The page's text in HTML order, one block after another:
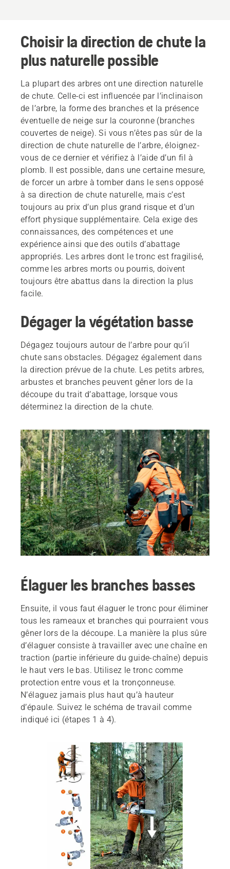
Choisir la direction de chute la
plus naturelle possible
La plupart des arbres ont une direction naturelle
de chute. Celle-ci est influencée par l’inclinaison
de l’arbre, la forme des branches et la présence
éventuelle de neige sur la couronne (branches
couvertes de neige). Si vous n’êtes pas sûr de la
direction de chute naturelle de l’arbre, éloignez-
vous de ce dernier et vérifiez à l’aide d’un fil à
plomb. Il est possible, dans une certaine mesure,
de forcer un arbre à tomber dans le sens opposé
à sa direction de chute naturelle, mais c’est
toujours au prix d’un plus grand risque et d’un
effort physique supplémentaire. Cela exige des
connaissances, des compétences et une
expérience ainsi que des outils d’abattage
appropriés. Les arbres dont le tronc est fragilisé,
comme les arbres morts ou pourris, doivent
toujours être abattus dans la direction la plus
facile.
Dégager la végétation basse
Dégagez toujours autour de l’arbre pour qu’il
chute sans obstacles. Dégagez également dans
la direction prévue de la chute. Les petits arbres,
arbustes et branches peuvent gêner lors de la
découpe du trait d’abattage, lorsque vous
déterminez la direction de la chute.
Élaguer les branches basses
Ensuite, il vous faut élaguer le tronc pour éliminer
tous les rameaux et branches qui pourraient vous
gêner lors de la découpe. La manière la plus sûre
d’élaguer consiste à travailler avec une chaîne en
traction (partie inférieure du guide-chaîne) depuis
le haut vers le bas. Utilisez le tronc comme
protection entre vous et la tronçonneuse.
N’élaguez jamais plus haut qu’à hauteur
d’épaule. Suivez le schéma de travail comme
indiqué ici (étapes 1 à 4).